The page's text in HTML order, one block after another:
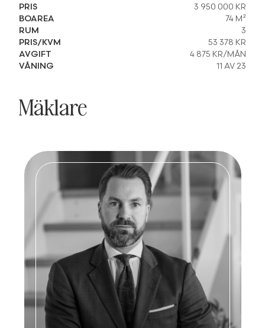
PRIS
3 950 000 KR
BOAREA
74 M²
RUM
3
PRIS/KVM
53 378 KR
AVGIFT
4 875 KR/MÅN
VÅNING
11 AV 23
Mäklare